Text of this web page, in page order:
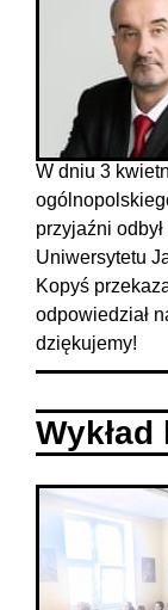
W dniu 3
przyjaźni
Uniwersytetu
Kopyś
odpowiedział
dziękujemy!